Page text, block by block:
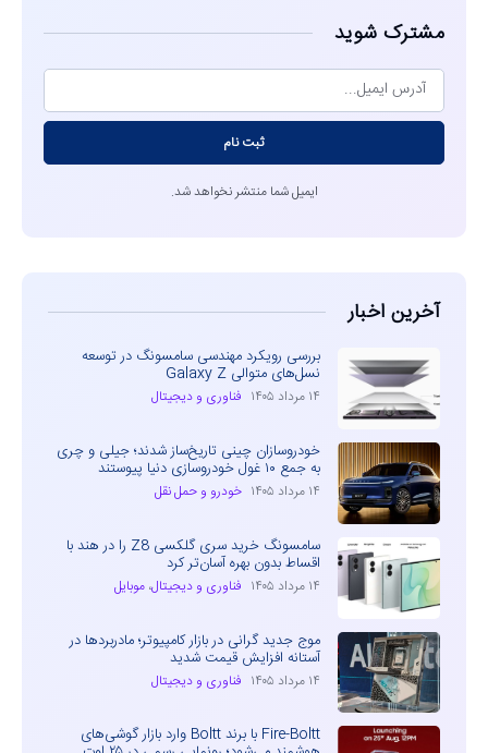
مشترک شوید
ثبت نام
ایمیل شما منتشر نخواهد شد.
آخرین اخبار
بررسی رویکرد مهندسی سامسونگ در توسعه
نسل‌های متوالی Galaxy Z
۱۴ مرداد ۱۴۰۵ فناوری و دیجیتال
خودروسازان چینی تاریخ‌ساز شدند؛ جیلی و چری
به جمع ۱۰ غول خودروسازی دنیا پیوستند
۱۴ مرداد ۱۴۰۵ خودرو و حمل نقل
سامسونگ خرید سری گلکسی Z8 را در هند با
اقساط بدون بهره آسان‌تر کرد
۱۴ مرداد ۱۴۰۵ فناوری و دیجیتال، موبایل
موج جدید گرانی در بازار کامپیوتر؛ مادربردها در
آستانه افزایش قیمت شدید
۱۴ مرداد ۱۴۰۵ فناوری و دیجیتال
Fire-Boltt با برند Boltt وارد بازار گوشی‌های